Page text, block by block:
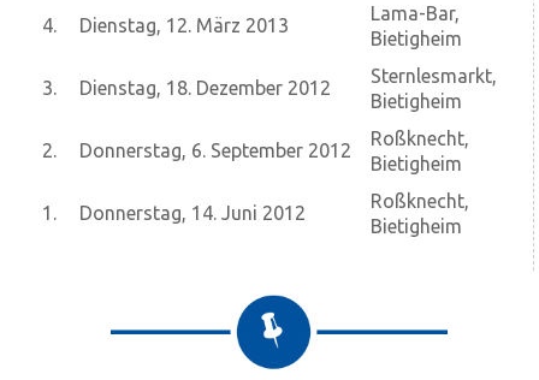
4. Dienstag, 12. März 2013
Lama-Bar,
Bietigheim
3. Dienstag, 18. Dezember 2012
Sternlesmarkt,
Bietigheim
2. Donnerstag, 6. September 2012
Roßknecht,
Bietigheim
1. Donnerstag, 14. Juni 2012
Roßknecht,
Bietigheim